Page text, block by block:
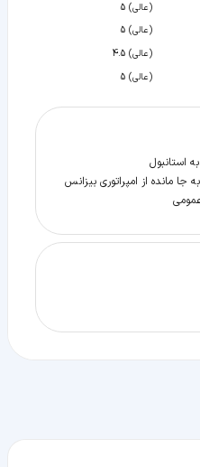
(عالی) 5
(عالی) 5
(عالی) 4.5
(عالی) 5
استانبول
جا مانده از امپراتوری بیزانس